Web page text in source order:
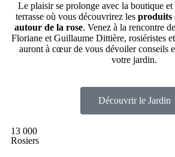
13 000
Rosiers
Le plaisir se prolonge avec la boutique et
terrasse où vous découvrirez les produits
autour de la rose. Venez à la rencontre
Floriane et Guillaume Dittière, rosiéristes
auront à cœur de vous dévoiler conseils
votre jardin.
Découvrir le Jardin